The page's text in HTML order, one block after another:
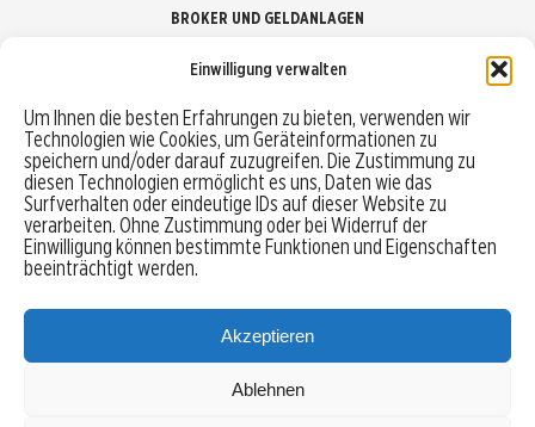
Einwilligung verwalten
Um Ihnen die besten Erfahrungen zu bieten, verwenden wir
Technologien wie Cookies, um Geräteinformationen zu
speichern und/oder darauf zuzugreifen. Die Zustimmung zu
diesen Technologien ermöglicht es uns, Daten wie das
Surfverhalten oder eindeutige IDs auf dieser Website zu
verarbeiten. Ohne Zustimmung oder bei Widerruf der
Einwilligung können bestimmte Funktionen und Eigenschaften
beeinträchtigt werden.
Akzeptieren
Ablehnen
BROKER UND GELDANLAGEN
Robo-Advisor vergleichen
Depotvergleich
Festgeld vergleichen
Tagesgeld vergleichen